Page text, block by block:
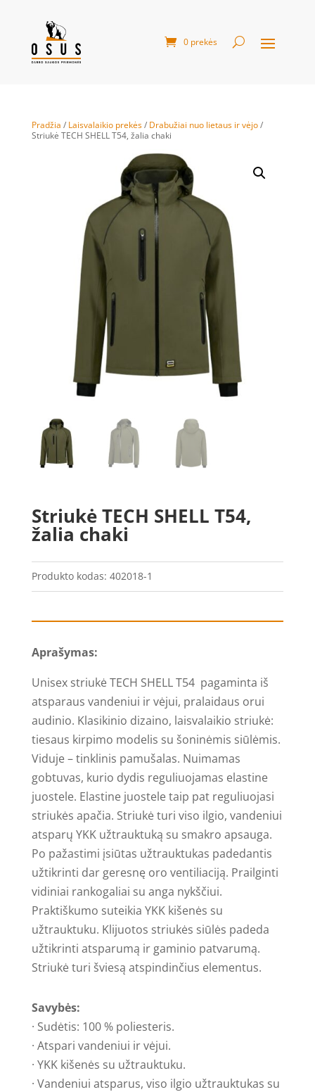
0 prekės
Pradžia / Laisvalaikio prekės/ Drabužiai nuo lietaus ir vėjo/
Striukė TECH SHELL T54, žalia chaki
Striukė TECH SHELL T54,
žalia chaki
Produkto kodas: 402018-1
Aprašymas:
Unisex striukė TECH SHELL T54 pagaminta iš
atsparaus vandeniui ir vėjui, pralaidaus orui
audinio. Klasikinio dizaino, laisvalaikio striukė:
tiesaus kirpimo modelis su šoninėmis siūlėmis.
Viduje – tinklinis pamušalas. Nuimamas
gobtuvas, kurio dydis reguliuojamas elastine
juostele. Elastine juostele taip pat reguliuojasi
striukės apačia. Striukė turi viso ilgio, vandeniui
atsparų YKK užtrauktuką su smakro apsauga.
Po pažastimi įsiūtas užtrauktukas padedantis
užtikrinti dar geresnę oro ventiliaciją. Prailginti
vidiniai rankogaliai su anga nykščiui.
Praktiškumo suteikia YKK kišenės su
užtrauktuku. Klijuotos striukės siūlės padeda
užtikrinti atsparumą ir gaminio patvarumą.
Striukė turi šviesą atspindinčius elementus.
Savybės:
· Sudėtis: 100 % poliesteris.
· Atspari vandeniui ir vėjui.
· YKK kišenės su užtrauktuku.
· Vandeniui atsparus, viso ilgio užtrauktukas su